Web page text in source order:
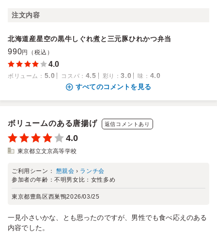
注文内容
北海道産星空の黒牛しぐれ煮と三元豚ひれかつ弁当
990円（税込）
4.0
ボリューム ： 5.0 コスパ ： 4.5 彩り ：3.0 味 ： 4.0
すべてのコメントを見る
ボリュームのある唐揚げ 返信コメントあり
4.0
東京都立文京高等学校
ご利用シーン： 懇親会 › ランチ会
参加者の年齢：不明 男女比： 女性多め
東京都豊島区西巣鴨2026/03/25
一見小さいかな、とも思ったのですが、男性でも食べ応えのある
内容でした。